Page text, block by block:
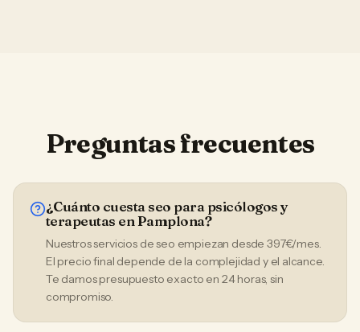
Preguntas frecuentes
¿Cuánto cuesta seo para psicólogos y
terapeutas en Pamplona?
Nuestros servicios de seo empiezan desde 397€/mes.
El precio final depende de la complejidad y el alcance.
Te damos presupuesto exacto en 24 horas, sin
compromiso.